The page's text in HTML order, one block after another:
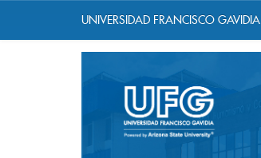
UNIVERSIDAD FRANCISCO GAVIDIA